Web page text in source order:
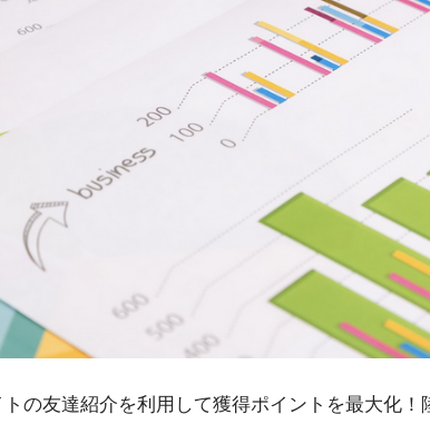
の友達紹介を利用して獲得ポイントを最大化！